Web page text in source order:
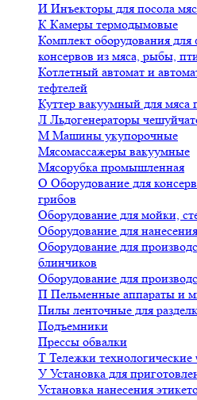
И Инъекторы для посола
К Камеры термодымовые
Комплект оборудования
консервов из мяса, рыбы,
Котлетный автомат и
тефтелей
Куттер вакуумный для
Л Льдогенераторы
М Машины укупорочные
Мясомассажеры вакуумные
Мясорубка промышленная
О Оборудование для
грибов
Оборудование для мойки,
Оборудование для
Оборудование для
блинчиков
Оборудование для
П Пельменные аппараты и
Пилы ленточные для
Подъемники
Прессы обвалки
Т Тележки технологические
У Установка для
Установка нанесения